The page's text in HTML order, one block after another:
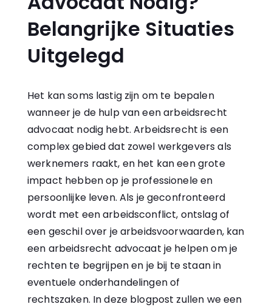
Belangrijke Situaties
Uitgelegd
Het kan soms lastig zijn om te bepalen
wanneer je de hulp van eenarbeidsrecht
advocaat nodig hebt. Arbeidsrecht is een
complex gebied dat zowel werkgevers als
werknemers raakt, en het kan een grote
impact hebben op je professionele en
persoonlijke leven. Als je geconfronteerd
wordt met een arbeidsconflict, ontslag of
een geschil over je arbeidsvoorwaarden, kan
een arbeidsrecht advocaat je helpen om je
rechten te begrijpen en je bij te staan in
eventuele onderhandelingen of
rechtszaken. In deze blogpost zullen we een